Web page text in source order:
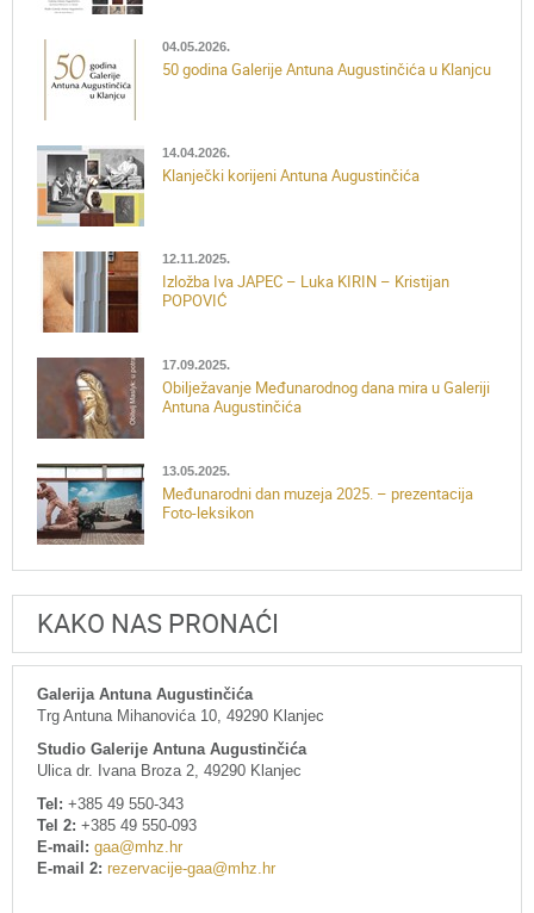
04.05.2026.
50 godina Galerije Antuna Augustinčića u Klanjcu
14.04.2026.
Klanječki korijeni Antuna Augustinčića
12.11.2025.
Izložba Iva JAPEC – Luka KIRIN – Kristijan
POPOVIĆ
17.09.2025.
Obilježavanje Međunarodnog dana mira u Galeriji
Antuna Augustinčića
13.05.2025.
Međunarodni dan muzeja 2025. – prezentacija
Foto-leksikon
KAKO NAS PRONAĆI
Galerija Antuna Augustinčića
Trg Antuna Mihanovića 10, 49290 Klanjec
Studio Galerije Antuna Augustinčića
Ulica dr. Ivana Broza 2, 49290 Klanjec
Tel: +385 49 550-343
Tel 2: +385 49 550-093
E-mail: gaa@mhz.hr
E-mail 2: rezervacije-gaa@mhz.hr